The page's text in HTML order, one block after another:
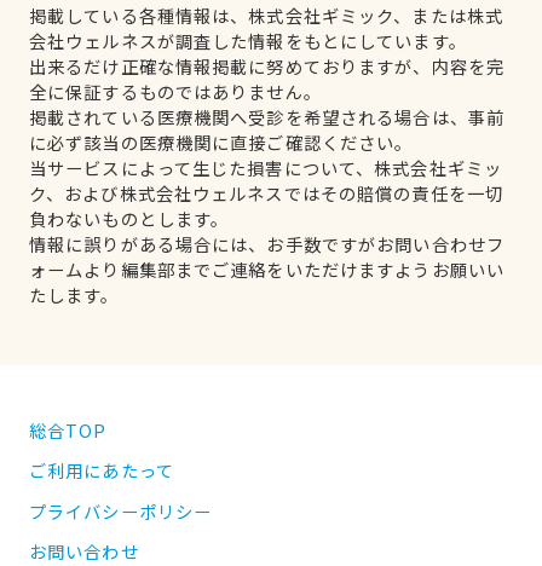
掲載している各種情報は、株式会社ギミック、または株式
会社ウェルネスが調査した情報をもとにしています。
出来るだけ正確な情報掲載に努めておりますが、内容を完
全に保証するものではありません。
掲載されている医療機関へ受診を希望される場合は、事前
に必ず該当の医療機関に直接ご確認ください。
当サービスによって生じた損害について、株式会社ギミッ
ク、および株式会社ウェルネスではその賠償の責任を一切
負わないものとします。
情報に誤りがある場合には、お手数ですがお問い合わせフ
ォームより編集部までご連絡をいただけますようお願いい
たします。
総合TOP
ご利用にあたって
プライバシーポリシー
お問い合わせ